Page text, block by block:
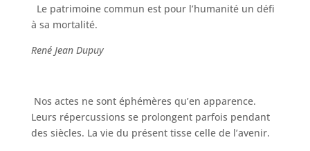
Le patrimoine commun est pour l’humanité un défi
à sa mortalité.
René Jean Dupuy
Nos actes ne sont éphémères qu’en apparence.
Leurs répercussions se prolongent parfois pendant
des siècles. La vie du présent tisse celle de l’avenir.